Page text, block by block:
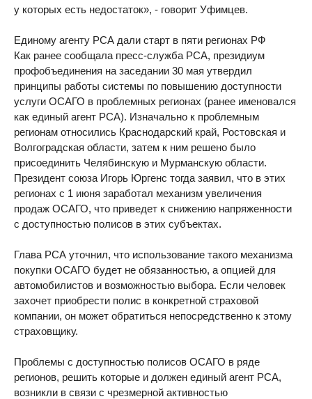
у которых есть недостаток», - говорит Уфимцев.
Единому агенту РСА дали старт в пяти регионах РФ
Как ранее сообщала пресс-служба РСА, президиум
профобъединения на заседании 30 мая утвердил
принципы работы системы по повышению доступности
услуги ОСАГО в проблемных регионах (ранее именовался
как единый агент РСА). Изначально к проблемным
регионам относились Краснодарский край, Ростовская и
Волгоградская области, затем к ним решено было
присоединить Челябинскую и Мурманскую области.
Президент союза Игорь Юргенс тогда заявил, что в этих
регионах с 1 июня заработал механизм увеличения
продаж ОСАГО, что приведет к снижению напряженности
с доступностью полисов в этих субъектах.
Глава РСА уточнил, что использование такого механизма
покупки ОСАГО будет не обязанностью, а опцией для
автомобилистов и возможностью выбора. Если человек
захочет приобрести полис в конкретной страховой
компании, он может обратиться непосредственно к этому
страховщику.
Проблемы с доступностью полисов ОСАГО в ряде
регионов, решить которые и должен единый агент РСА,
возникли в связи с чрезмерной активностью